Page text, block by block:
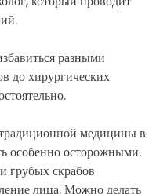
разными
до хирургических
медицины в
особенно осторожными.
грубых скрабов
лица. Можно делать